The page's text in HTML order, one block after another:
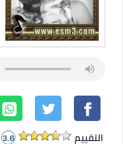
التقييم 3.6